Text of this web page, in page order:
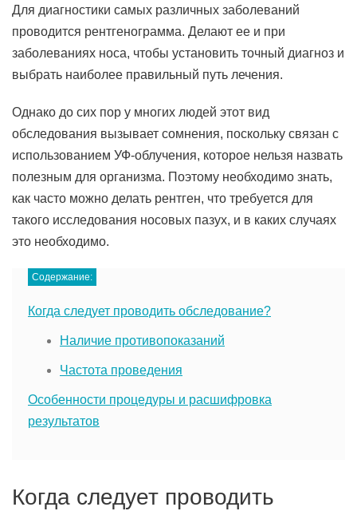
Для диагностики самых различных заболеваний
проводится рентгенограмма. Делают ее и при
заболеваниях носа, чтобы установить точный диагноз и
выбрать наиболее правильный путь лечения.
Однако до сих пор у многих людей этот вид
обследования вызывает сомнения, поскольку связан с
использованием УФ-облучения, которое нельзя назвать
полезным для организма. Поэтому необходимо знать,
как часто можно делать рентген, что требуется для
такого исследования носовых пазух, и в каких случаях
это необходимо.
Содержание:
Когда следует проводить обследование?
Наличие противопоказаний
Частота проведения
Особенности процедуры и расшифровка
результатов
Когда следует проводить